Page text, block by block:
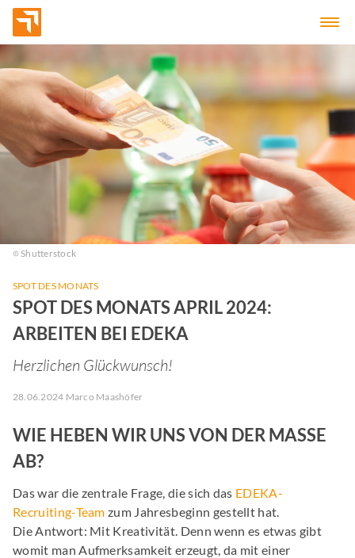
Shutterstock
SPOT DES MONATS
SPOT DES MONATS APRIL 2024:
ARBEITEN BEI EDEKA
Herzlichen Glückwunsch!
28.06.2024 Marco Maashöfer
WIE HEBEN WIR UNS VON DER MASSE
AB?
Das war die zentrale Frage, die sich das EDEKA-
Recruiting-Team zum Jahresbeginn gestellt hat.
Die Antwort: Mit Kreativität. Denn wenn es etwas gibt
womit man Aufmerksamkeit erzeugt, da mit einer